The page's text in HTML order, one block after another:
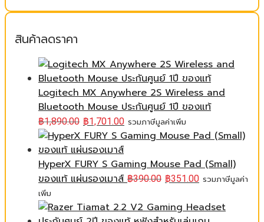
สินค้าลดราคา
Logitech MX Anywhere 2S Wireless and
Bluetooth Mouse ประกันศูนย์ 1ปี ของแท้
฿1,890.00 ฿1,701.00 รวมภาษีมูลค่าเพิ่ม
HyperX FURY S Gaming Mouse Pad (Small)
ของแท้ แผ่นรองเมาส์ ฿390.00 ฿351.00 รวมภาษีมูลค่า
เพิ่ม